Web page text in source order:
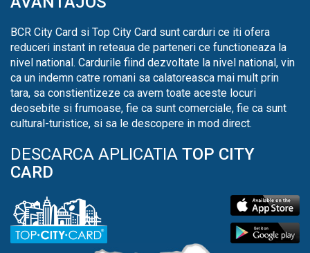
BCR City Card si Top City Card sunt carduri ce iti ofera
reduceri instant in reteaua de parteneri ce functioneaza la
nivel national. Cardurile fiind dezvoltate la nivel national, vin
ca un indemn catre romani sa calatoreasca mai mult prin
tara, sa constientizeze ca avem toate aceste locuri
deosebite si frumoase, fie ca sunt comerciale, fie ca sunt
cultural-turistice, si sa le descopere in mod direct.
DESCARCA APLICATIA TOP CITY
CARD